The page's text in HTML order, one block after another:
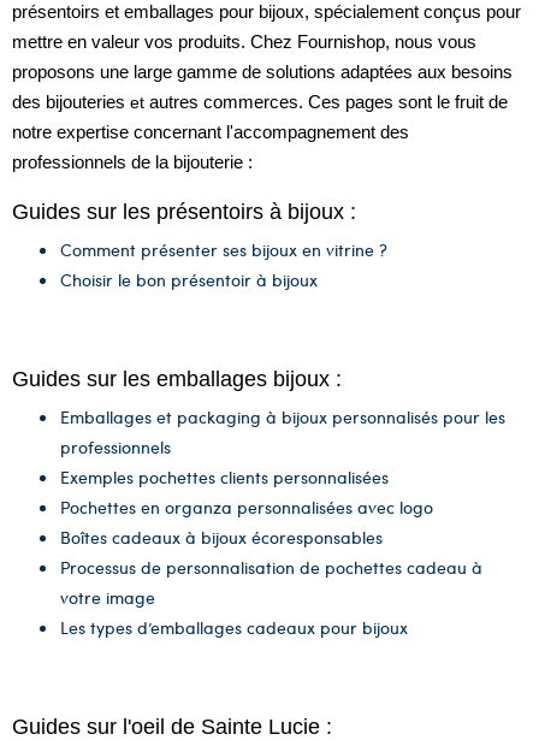
présentoirs et emballages pour bijoux, spécialement conçus pour
mettre en valeur vos produits. Chez Fournishop, nous vous
proposons une large gamme de solutions adaptées aux besoins
des bijouteries et autres commerces. Ces pages sont le fruit de
notre expertise concernant l'accompagnement des
professionnels de la bijouterie :
Guides sur les présentoirs à bijoux :
Comment présenter ses bijoux en vitrine ?
Choisir le bon présentoir à bijoux
Guides sur les emballages bijoux :
Emballages et packaging à bijoux personnalisés pour les
professionnels
Exemples pochettes clients personnalisées
Pochettes en organza personnalisées avec logo
Boîtes cadeaux à bijoux écoresponsables
Processus de personnalisation de pochettes cadeau à
votre image
Les types d’emballages cadeaux pour bijoux
Guides sur l'oeil de Sainte Lucie :